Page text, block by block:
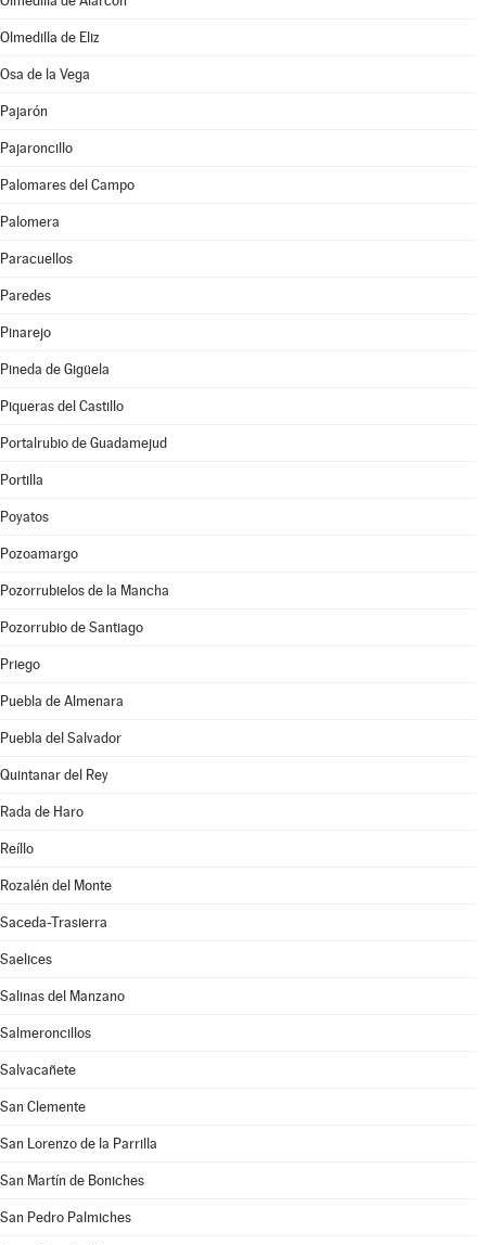
Olmedilla de Eliz
Osa de la Vega
Pajarón
Pajaroncillo
Palomares del Campo
Palomera
Paracuellos
Paredes
Pinarejo
Pineda de Gigüela
Piqueras del Castillo
Portalrubio de Guadamejud
Portilla
Poyatos
Pozoamargo
Pozorrubielos de la Mancha
Pozorrubio de Santiago
Priego
Puebla de Almenara
Puebla del Salvador
Quintanar del Rey
Rada de Haro
Reíllo
Rozalén del Monte
Saceda-Trasierra
Saelices
Salinas del Manzano
Salmeroncillos
Salvacañete
San Clemente
San Lorenzo de la Parrilla
San Martín de Boniches
San Pedro Palmiches